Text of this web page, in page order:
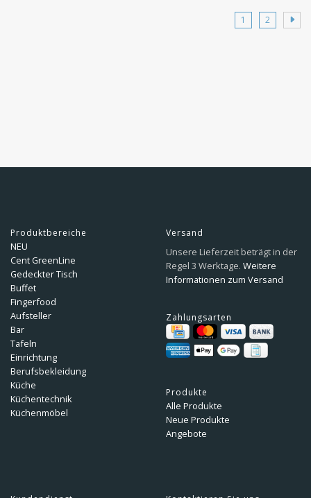
1 2
Produktbereiche
NEU
Cent GreenLine
Gedeckter Tisch
Buffet
Fingerfood
Aufsteller
Bar
Tafeln
Einrichtung
Berufsbekleidung
Küche
Küchentechnik
Küchenmöbel
Versand
Unsere Lieferzeit beträgt in der
Regel 3 Werktage. Weitere
Informationen zum Versand
Zahlungsarten
Produkte
Alle Produkte
Neue Produkte
Angebote